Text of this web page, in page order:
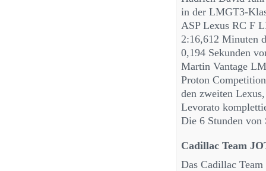
in der LMGT3-
ASP Lexus RC F
2:16,612 Minuten
0,194 Sekunden
Martin Vantage
Proton
den zweiten
Levorato
Die 6 Stunden von
Cadillac Team
Das Cadillac